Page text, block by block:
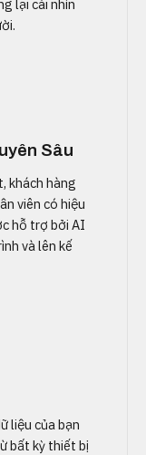
lại cái nhìn
Sâu
khách hàng
viên có hiệu
hỗ trợ bởi AI
và lên kế
liệu của bạn
bất kỳ thiết bị